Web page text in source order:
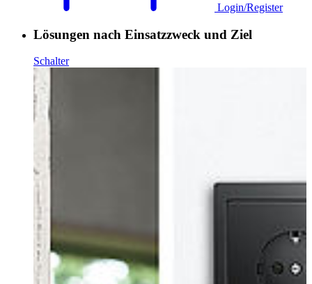
Login/Register
Lösungen nach Einsatzzweck und Ziel
Schalter